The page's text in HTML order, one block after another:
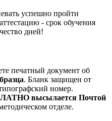
успешно пройти
- срок обучения
дней!
печатный документ об
. Бланк защищен от
номер.
высылается Почтой
отделе.